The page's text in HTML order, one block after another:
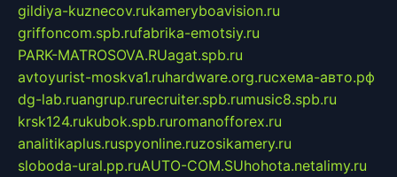
gildiya-kuznecov.rukameryboavision.ru
griffoncom.spb.rufabrika-emotsiy.ru
PARK-MATROSOVA.RUagat.spb.ru
avtoyurist-moskva1.ruhardware.org.ruсхема-авто.рф
dg-lab.ruangrup.rurecruiter.spb.rumusic8.spb.ru
krsk124.rukubok.spb.ruromanofforex.ru
analitikaplus.ruspyonline.ruzosikamery.ru
sloboda-ural.pp.ruAUTO-COM.SUhohota.netalimy.ru